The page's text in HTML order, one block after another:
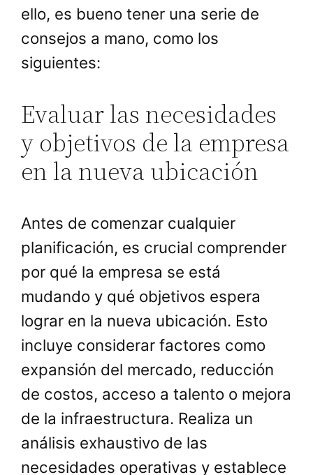
ello, es bueno tener una serie de
consejos a mano, como los
siguientes:
Evaluar las necesidades
y objetivos de la empresa
en la nueva ubicación
Antes de comenzar cualquier
planificación, es crucial comprender
por qué la empresa se está
mudando y qué objetivos espera
lograr en la nueva ubicación. Esto
incluye considerar factores como
expansión del mercado, reducción
de costos, acceso a talento o mejora
de la infraestructura. Realiza un
análisis exhaustivo de las
necesidades operativas y establece